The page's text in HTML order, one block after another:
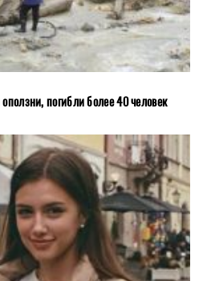
погибли более 40 человек